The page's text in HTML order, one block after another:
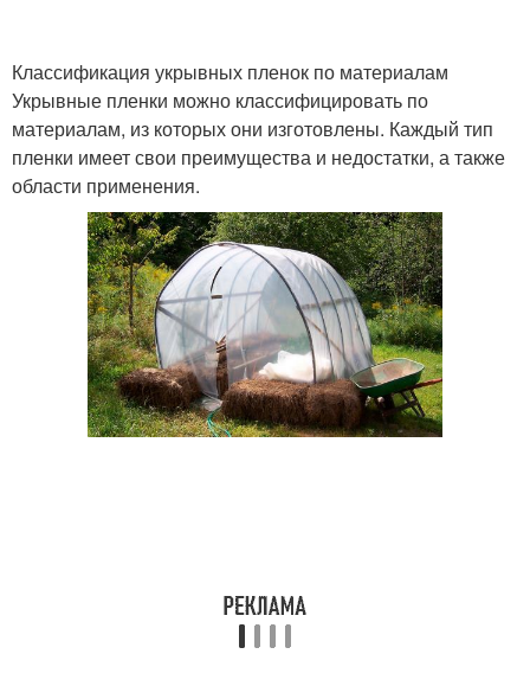
Классификация укрывных пленок по материалам
Укрывные пленки можно классифицировать по
материалам, из которых они изготовлены. Каждый тип
пленки имеет свои преимущества и недостатки, а также
области применения.